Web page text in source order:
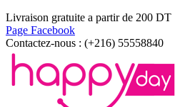
Livraison gratuite a partir de 200 DT
Page Facebook
Contactez-nous : (+216) 55558840